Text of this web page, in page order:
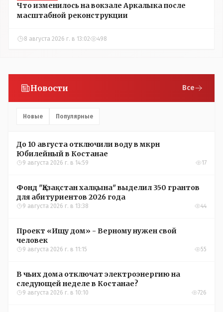
Что изменилось на вокзале Аркалыка после
масштабной реконструкции
8 августа 2026 г. в 13:02 498
Новости Все
Новые Популярные
До 10 августа отключили воду в мкрн
Юбилейный в Костанае
9 августа 2026 г. в 14:59 17
Фонд "Қазақстан халқына" выделил 350 грантов
для абитуриентов 2026 года
9 августа 2026 г. в 13:38 44
Проект «Ищу дом» - Верному нужен свой
человек
9 августа 2026 г. в 11:15 55
В чьих дома отключат электроэнергию на
следующей неделе в Костанае?
9 августа 2026 г. в 10:10 726